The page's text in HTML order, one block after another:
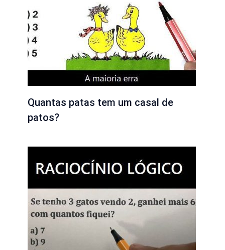
Quantas patas tem um casal de
patos?